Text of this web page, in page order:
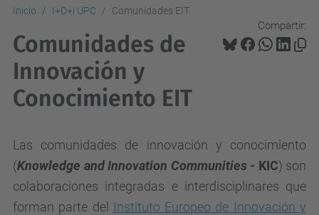
Inicio I+D+i UPC Comunidades EIT
Compartir:
Comunidades de
Innovación y
Conocimiento EIT
Las comunidades de innovación y conocimiento
(Knowledge and Innovation Communities - KIC) son
colaboraciones integradas e interdisciplinares que
forman parte del Instituto Europeo de Innovación y